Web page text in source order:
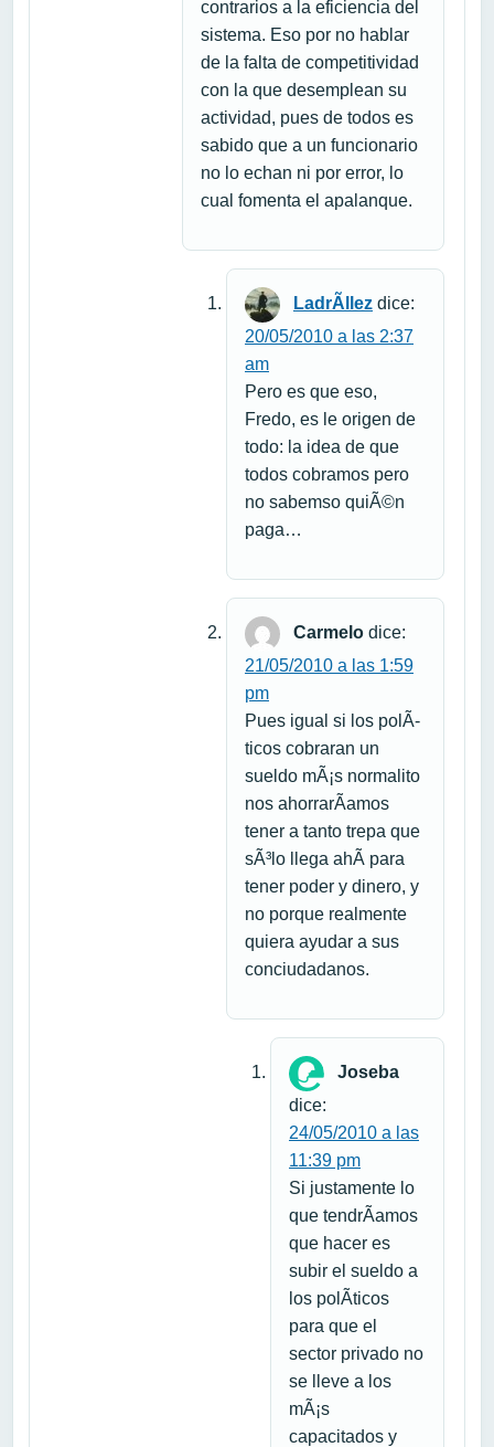
contrarios a la eficiencia del
sistema. Eso por no hablar
de la falta de competitividad
con la que desemplean su
actividad, pues de todos es
sabido que a un funcionario
no lo echan ni por error, lo
cual fomenta el apalanque.
LadrÃ­llez dice:
20/05/2010 a las 2:37
am
Pero es que eso,
Fredo, es le origen de
todo: la idea de que
todos cobramos pero
no sabemso quiÃ©n
paga…
Carmelo dice:
21/05/2010 a las 1:59
pm
Pues igual si los polÃ­
ticos cobraran un
sueldo mÃ¡s normalito
nos ahorrarÃ­amos
tener a tanto trepa que
sÃ³lo llega ahÃ­ para
tener poder y dinero, y
no porque realmente
quiera ayudar a sus
conciudadanos.
Joseba
dice:
24/05/2010 a las
11:39 pm
Si justamente lo
que tendrÃ­amos
que hacer es
subir el sueldo a
los polÃ­ticos
para que el
sector privado no
se lleve a los
mÃ¡s
capacitados y